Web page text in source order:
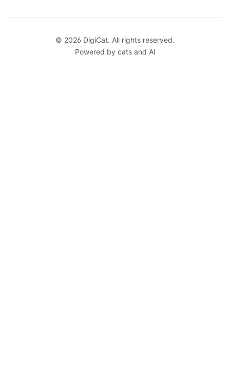
© 2026 DigiCat. All rights reserved.
Powered by cats and AI